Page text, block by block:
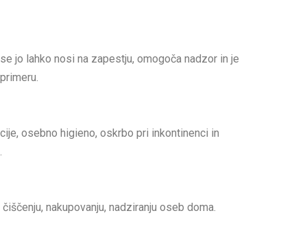
jo lahko nosi na zapestju, omogoča nadzor in je
osebno higieno, oskrbo pri inkontinenci in
nakupovanju, nadziranju oseb doma.